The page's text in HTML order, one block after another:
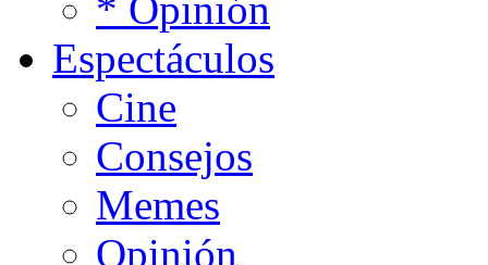
Espectáculos
Cine
Consejos
Memes
Opinión